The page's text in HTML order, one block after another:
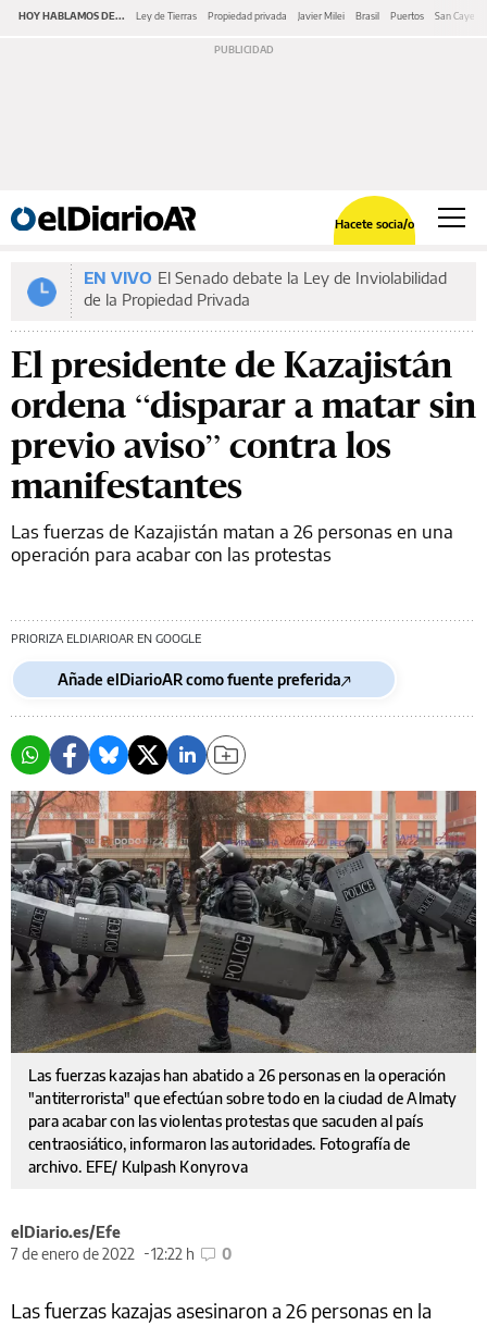
HOY HABLAMOS DE... Ley de Tierras Propiedad privada Javier Milei Brasil Puertos San
Hacete socia/o
EN VIVO El Senado debate la Ley de Inviolabilidad
de la Propiedad Privada
El presidente de Kazajistán
ordena “disparar a matar sin
previo aviso” contra los
manifestantes
Las fuerzas de Kazajistán matan a 26 personas en una
operación para acabar con las protestas
PRIORIZA ELDIARIOAR EN GOOGLE
Añade elDiarioAR como fuente preferida
Las fuerzas kazajas han abatido a 26 personas en la operación
"antiterrorista" que efectúan sobre todo en la ciudad de Almaty
para acabar con las violentas protestas que sacuden al país
centraosiático, informaron las autoridades. Fotografía de
archivo. EFE/ Kulpash Konyrova
elDiario.es/Efe
7 de enero de 2022
12:22 h 0
Las fuerzas kazajas asesinaron a 26 personas en la